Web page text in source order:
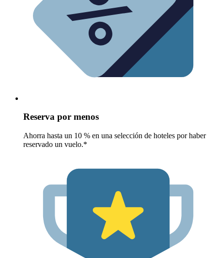
Reserva por menos
Ahorra hasta un 10 % en una selección de hoteles por haber
reservado un vuelo.*